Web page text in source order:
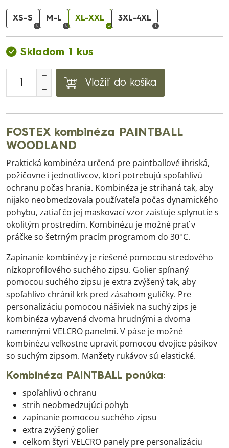
XS-S M-L XL-XXL 3XL-4XL
Skladom 1 kus
Vložiť do košíka
FOSTEX kombinéza PAINTBALL
WOODLAND
Praktická kombinéza určená pre paintballové ihriská,
požičovne i jednotlivcov, ktorí potrebujú spoľahlivú
ochranu počas hrania. Kombinéza je strihaná tak, aby
nijako neobmedzovala používateľa počas dynamického
pohybu, zatiaľ čo jej maskovací vzor zaisťuje splynutie s
okolitým prostredím. Kombinézu je možné prať v
práčke so šetrným pracím programom do 30°C.
Zapínanie kombinézy je riešené pomocou stredového
nízkoprofilového suchého zipsu. Golier spínaný
pomocou suchého zipsu je extra zvýšený tak, aby
spoľahlivo chránil krk pred zásahom guličky. Pre
personalizáciu pomocou nášiviek na suchý zips je
kombinéza vybavená dvoma hrudnými a dvoma
ramennými VELCRO panelmi. V páse je možné
kombinézu veľkostne upraviť pomocou dvojice pásikov
so suchým zipsom. Manžety rukávov sú elastické.
Kombinéza PAINTBALL ponúka:
spoľahlivú ochranu
strih neobmedzujúci pohyb
zapínanie pomocou suchého zipsu
extra zvýšený golier
celkom štyri VELCRO panely pre personalizáciu